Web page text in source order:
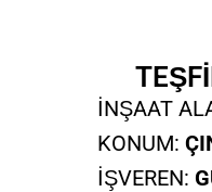
İNŞAAT
KONUM:
İŞVEREN: